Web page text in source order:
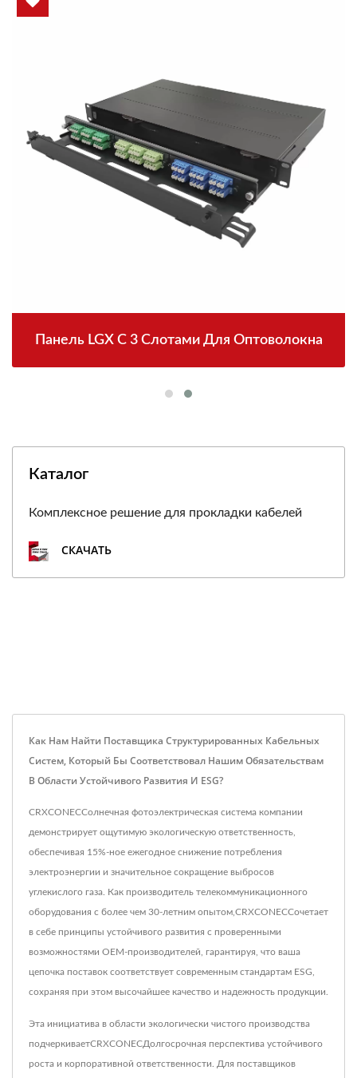
Панель LGX С 3 Слотами Для Оптоволокна
Каталог
Комплексное решение для прокладки кабелей
СКАЧАТЬ
Как Нам Найти Поставщика Структурированных Кабельных
Систем, Который Бы Соответствовал Нашим Обязательствам
В Области Устойчивого Развития И ESG?
CRXCONECСолнечная фотоэлектрическая система компании
демонстрирует ощутимую экологическую ответственность,
обеспечивая 15%-ное ежегодное снижение потребления
электроэнергии и значительное сокращение выбросов
углекислого газа. Как производитель телекоммуникационного
оборудования с более чем 30-летним опытом,CRXCONECСочетает
в себе принципы устойчивого развития с проверенными
возможностями OEM-производителей, гарантируя, что ваша
цепочка поставок соответствует современным стандартам ESG,
сохраняя при этом высочайшее качество и надежность продукции.
Эта инициатива в области экологически чистого производства
подчеркиваетCRXCONECДолгосрочная перспектива устойчивого
роста и корпоративной ответственности. Для поставщиков